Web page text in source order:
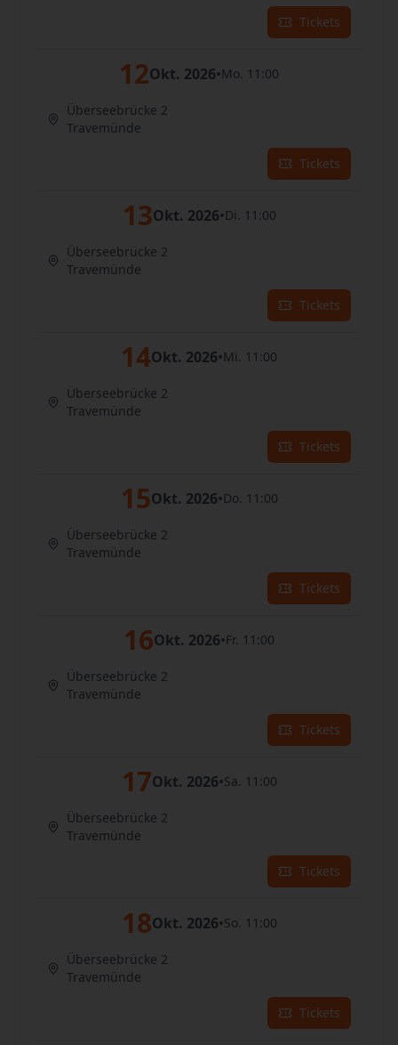
Tickets
12Okt. 2026•Mo. 11:00
Überseebrücke 2
Travemünde
Tickets
13Okt. 2026•Di. 11:00
Überseebrücke 2
Travemünde
Tickets
14Okt. 2026•Mi. 11:00
Überseebrücke 2
Travemünde
Tickets
15Okt. 2026•Do. 11:00
Überseebrücke 2
Travemünde
Tickets
16Okt. 2026•Fr. 11:00
Überseebrücke 2
Travemünde
Tickets
17Okt. 2026•Sa. 11:00
Überseebrücke 2
Travemünde
Tickets
18Okt. 2026•So. 11:00
Überseebrücke 2
Travemünde
Tickets